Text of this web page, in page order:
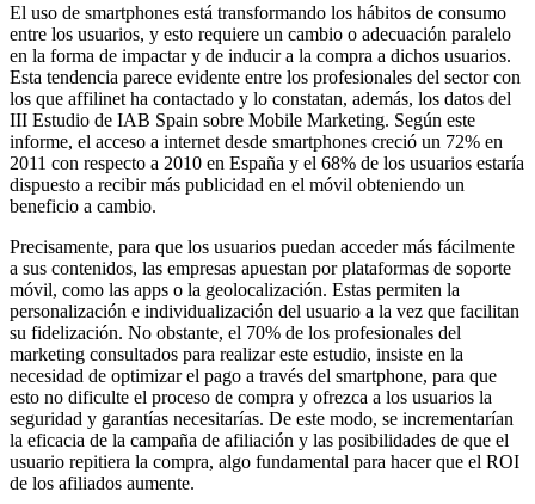
El uso de smartphones está transformando los hábitos de consumo
entre los usuarios, y esto requiere un cambio o adecuación paralelo
en la forma de impactar y de inducir a la compra a dichos usuarios.
Esta tendencia parece evidente entre los profesionales del sector con
los que affilinet ha contactado y lo constatan, además, los datos del
III Estudio de IAB Spain sobre Mobile Marketing. Según este
informe, el acceso a internet desde smartphones creció un 72% en
2011 con respecto a 2010 en España y el 68% de los usuarios estaría
dispuesto a recibir más publicidad en el móvil obteniendo un
beneficio a cambio.
Precisamente, para que los usuarios puedan acceder más fácilmente
a sus contenidos, las empresas apuestan por plataformas de soporte
móvil, como las apps o la geolocalización. Estas permiten la
personalización e individualización del usuario a la vez que facilitan
su fidelización. No obstante, el 70% de los profesionales del
marketing consultados para realizar este estudio, insiste en la
necesidad de optimizar el pago a través del smartphone, para que
esto no dificulte el proceso de compra y ofrezca a los usuarios la
seguridad y garantías necesitarías. De este modo, se incrementarían
la eficacia de la campaña de afiliación y las posibilidades de que el
usuario repitiera la compra, algo fundamental para hacer que el ROI
de los afiliados aumente.